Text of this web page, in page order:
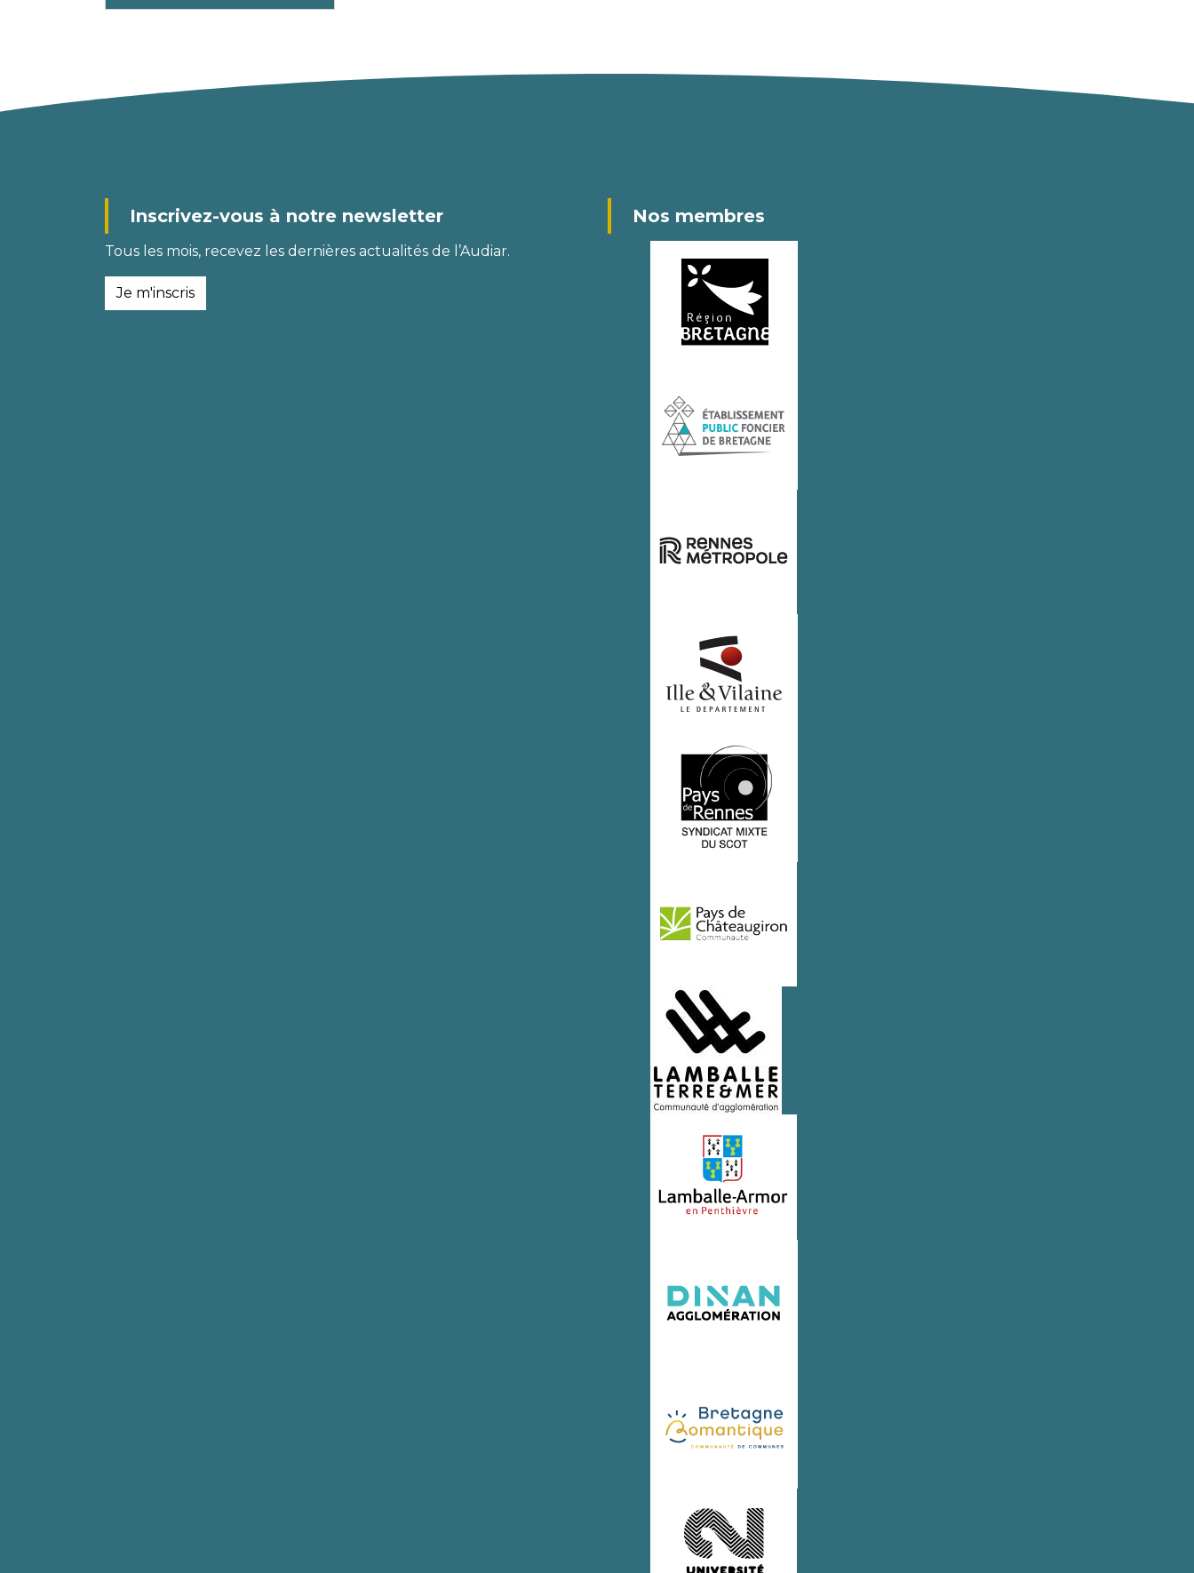
Inscrivez-vous à notre newsletter
Tous les mois, recevez les dernières actualités de l’Audiar.
Je m'inscris
Nos membres